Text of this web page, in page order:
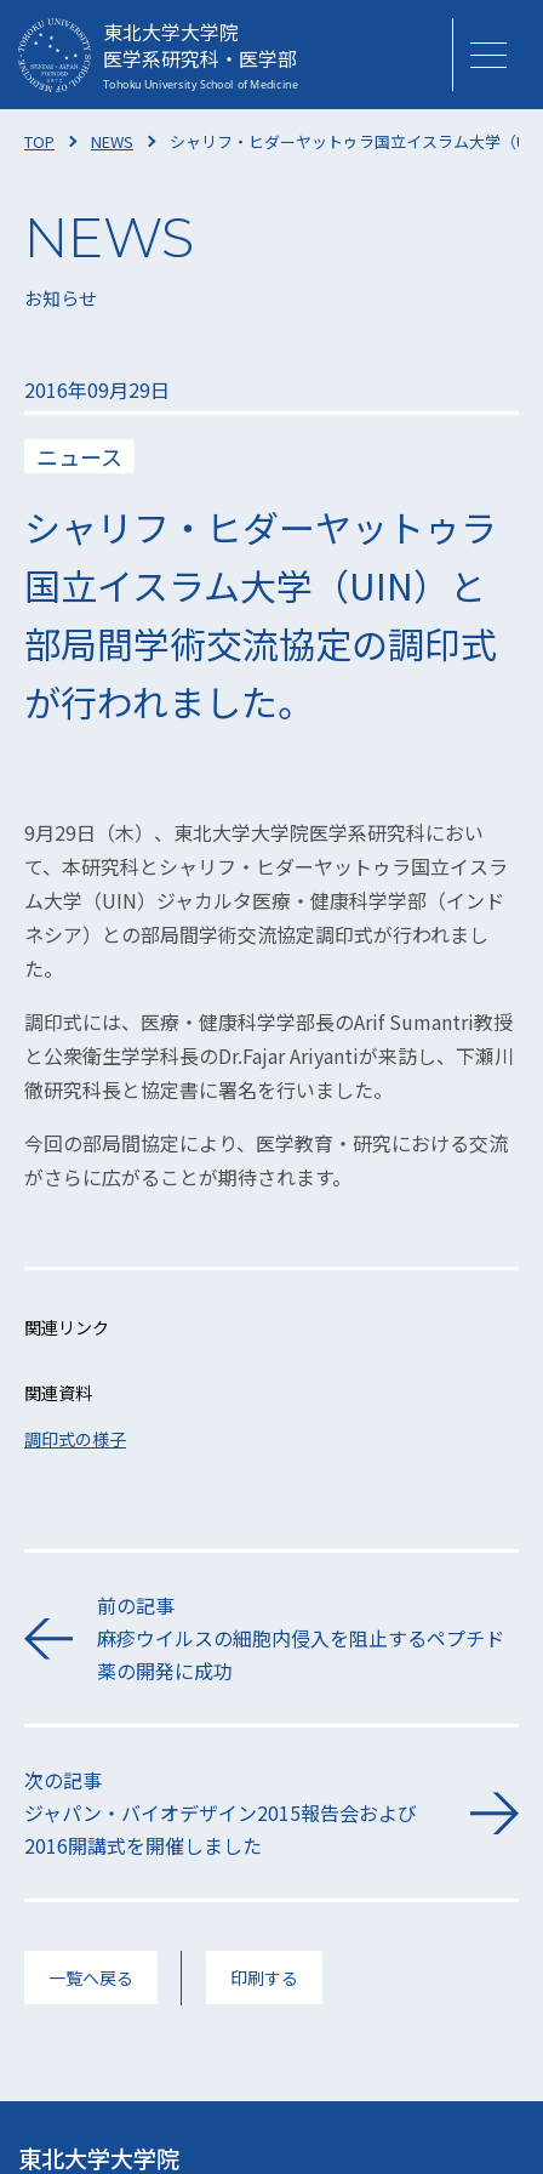
東北大学大学院
医学系研究科・医学部
TOP NEWS シャリフ・ヒダーヤットゥラ国立イスラム大学（
お知らせ
2016年09月29日
ニュース
シャリフ・ヒダーヤットゥラ
国立イスラム大学（UIN）と
部局間学術交流協定の調印式
が行われました。
9月29日（木）、東北大学大学院医学系研究科におい
て、本研究科とシャリフ・ヒダーヤットゥラ国立イスラ
ム大学（UIN）ジャカルタ医療・健康科学学部（インド
ネシア）との部局間学術交流協定調印式が行われまし
た。
調印式には、医療・健康科学学部長のArif Sumantri教授
と公衆衛生学学科長のDr.Fajar Ariyantiが来訪し、下瀬川
徹研究科長と協定書に署名を行いました。
今回の部局間協定により、医学教育・研究における交流
がさらに広がることが期待されます。
関連リンク
関連資料
調印式の様子
前の記事
麻疹ウイルスの細胞内侵入を阻止するペプチド
薬の開発に成功
次の記事
ジャパン・バイオデザイン2015報告会および
2016開講式を開催しました
一覧へ戻る 印刷する
東北大学大学院